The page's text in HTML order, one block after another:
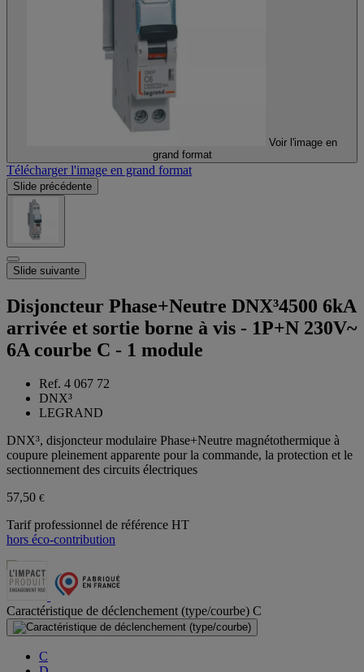
Voir l'image en
grand format
Télécharger l'image en grand format
Slide précédente
Slide suivante
Disjoncteur Phase+Neutre DNX³4500 6kA
arrivée et sortie borne à vis - 1P+N 230V~
6A courbe C - 1 module
Ref. 4 067 72
DNX³
LEGRAND
DNX³, disjoncteur modulaire Phase+Neutre magnétothermique à
coupure pleinement apparente pour la commande, la protection et le
sectionnement des circuits électriques
57,50 €
Tarif professionnel de référence HT
hors éco-contribution
Caractéristique de déclenchement (type/courbe) C
C